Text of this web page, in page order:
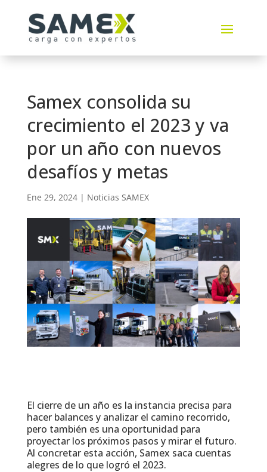
Samex consolida su
crecimiento el 2023 y va
por un año con nuevos
desafíos y metas
Ene 29, 2024| Noticias SAMEX
El cierre de un año es la instancia precisa para
hacer balances y analizar el camino recorrido,
pero también es una oportunidad para
proyectar los próximos pasos y mirar el futuro.
Al concretar esta acción, Samex saca cuentas
alegres de lo que logró el 2023.